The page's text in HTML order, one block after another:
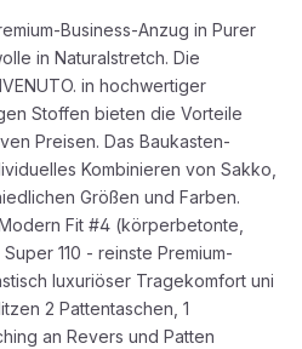
Business-Anzug in Purer
in Naturalstretch. Die
in hochwertiger
Stoffen bieten die Vorteile
Preisen. Das Baukasten-
Kombinieren von Sakko,
Größen und Farben.
Fit #4 (körperbetonte,
110 - reinste Premium-
luxuriöser Tragekomfort uni
2 Pattentaschen, 1
an Revers und Patten